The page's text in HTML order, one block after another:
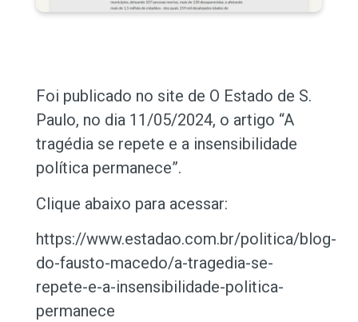
Foi publicado no site de O Estado de S.
Paulo, no dia 11/05/2024, o artigo “A
tragédia se repete e a insensibilidade
política permanece”.
Clique abaixo para acessar:
https://www.estadao.com.br/politica/blog-
do-fausto-macedo/a-tragedia-se-
repete-e-a-insensibilidade-politica-
permanece